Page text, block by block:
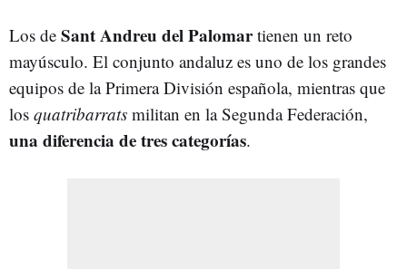
Los de Sant Andreu del Palomartienen un reto
mayúsculo. El conjunto andaluz es uno de los grandes
equipos de la Primera División española, mientras que
los quatribarrats militan en la Segunda Federación,
una diferencia de tres categorías.